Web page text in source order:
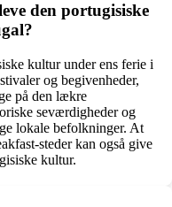
den portugisiske
kultur under ens ferie i
og begivenheder,
på den lækre
seværdigheder og
lokale befolkninger. At
steder kan også give
kultur.